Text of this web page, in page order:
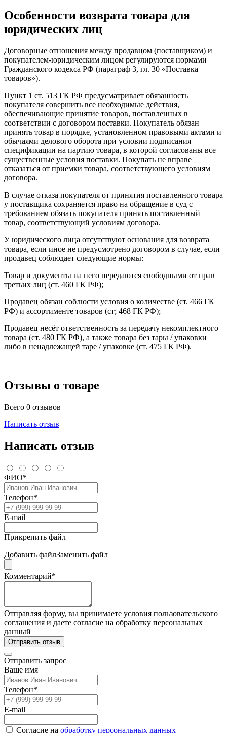
Особенности возврата товара для
юридических лиц
Договорные отношения между продавцом (поставщиком) и
покупателем-юридическим лицом регулируются нормами
Гражданского кодекса РФ (параграф 3, гл. 30 «Поставка
товаров»).
Пункт 1 ст. 513 ГК РФ предусматривает обязанность
покупателя совершить все необходимые действия,
обеспечивающие принятие товаров, поставленных в
соответствии с договором поставки. Покупатель обязан
принять товар в порядке, установленном правовыми актами и
обычаями делового оборота при условии подписания
спецификации на партию товара, в которой согласованы все
существенные условия поставки. Покупать не вправе
отказаться от приемки товара, соответствующего условиям
договора.
В случае отказа покупателя от принятия поставленного товара
у поставщика сохраняется право на обращение в суд с
требованием обязать покупателя принять поставленный
товар, соответствующий условиям договора.
У юридического лица отсутствуют основания для возврата
товара, если иное не предусмотрено договором в случае, если
продавец соблюдает следующие нормы:
Товар и документы на него передаются свободными от прав
третьих лиц (ст. 460 ГК РФ);
Продавец обязан соблюсти условия о количестве (ст. 466 ГК
РФ) и ассортименте товаров (ст; 468 ГК РФ);
Продавец несёт ответственность за передачу некомплектного
товара (ст. 480 ГК РФ), а также товара без тары / упаковки
либо в ненадлежащей таре / упаковке (ст. 475 ГК РФ).
Отзывы о товаре
Всего 0 отзывов
Написать отзыв
Написать отзыв
ФИО*
Телефон*
E-mail
Прикрепить файл
Добавить файлЗаменить файл
Комментарий*
Отправляя форму, вы принимаете условия пользовательского
соглашения и даете согласие на обработку персональных
данный
Отправить отзыв
Отправить запрос
Ваше имя
Телефон*
E-mail
Согласие на обработку персональных данных